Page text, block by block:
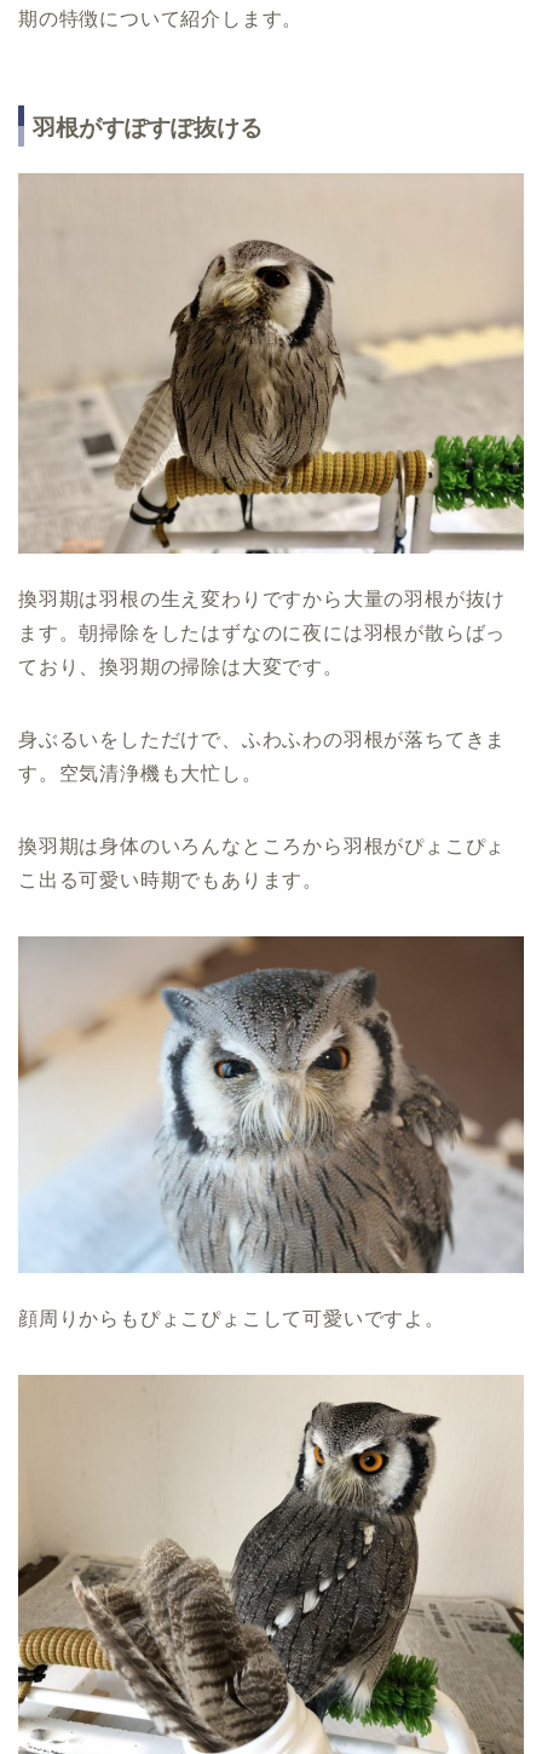
期の特徴について紹介します。
羽根がすぽすぽ抜ける
換羽期は羽根の生え変わりですから大量の羽根が抜け
ます。朝掃除をしたはずなのに夜には羽根が散らばっ
ており、換羽期の掃除は大変です。
身ぶるいをしただけで、ふわふわの羽根が落ちてきま
す。空気清浄機も大忙し。
換羽期は身体のいろんなところから羽根がぴょこぴょ
こ出る可愛い時期でもあります。
顔周りからもぴょこぴょこして可愛いですよ。